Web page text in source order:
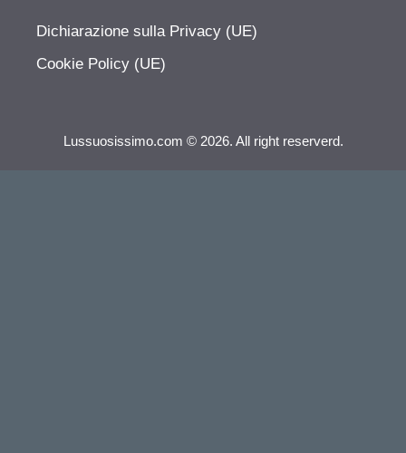
Dichiarazione sulla Privacy (UE)
Cookie Policy (UE)
Lussuosissimo.com © 2026. All right reserverd.